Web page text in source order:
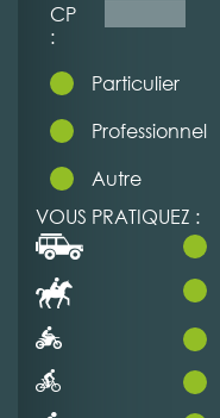
CP
:
Particulier
Professionnel
Autre
VOUS PRATIQUEZ :